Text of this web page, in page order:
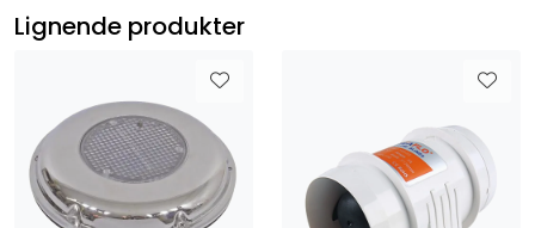
Lignende produkter